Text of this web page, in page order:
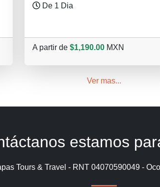
De 1 Dia
A partir de $1,190.00 MXN
Ver mas...
estamos
Tours & Travel - RNT 04070590049 -